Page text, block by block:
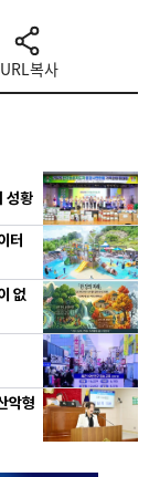
URL복사
성황
터
없
악형